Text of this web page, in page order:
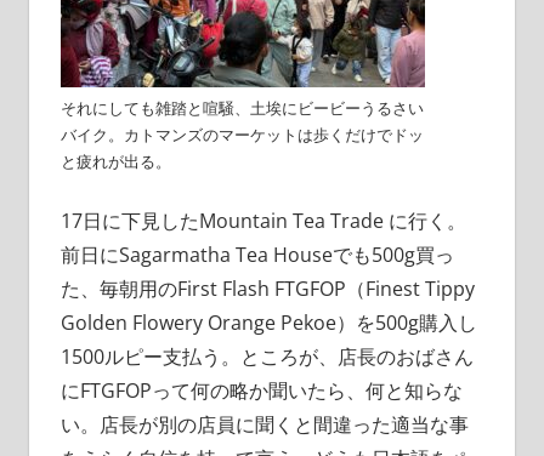
それにしても雑踏と喧騒、土埃にビービーうるさい
バイク。カトマンズのマーケットは歩くだけでドッ
と疲れが出る。
17日に下見したMountain Tea Trade に行く。
前日にSagarmatha Tea Houseでも500g買っ
た、毎朝用のFirst Flash FTGFOP（Finest Tippy
Golden Flowery Orange Pekoe）を500g購入し
1500ルピー支払う。ところが、店長のおばさん
にFTGFOPって何の略か聞いたら、何と知らな
い。店長が別の店員に聞くと間違った適当な事